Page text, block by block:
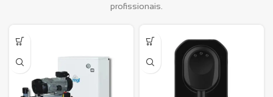
profissionais.